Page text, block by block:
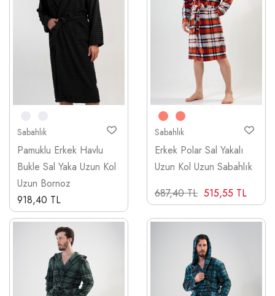
Sabahlık
Pamuklu Erkek Havlu
Bukle Sal Yaka Uzun Kol
Uzun Bornoz
918,40 TL
Sabahlık
Erkek Polar Sal Yakalı
Uzun Kol Uzun Sabahlık
687,40 TL 515,55 TL